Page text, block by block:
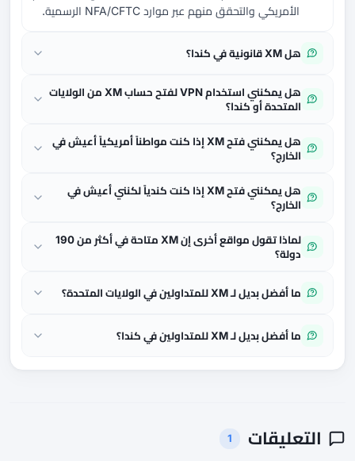
الأمريكي والتحقق منهم عبر موارد NFA/CFTC الرسمية.
هل XM قانونية في كندا؟
هل يمكنني استخدام VPN لفتح حساب XM من الولايات
المتحدة أو كندا؟
هل يمكنني فتح XM إذا كنت مواطناً أمريكياً أعيش في
الخارج؟
هل يمكنني فتح XM إذا كنت كندياً لكنني أعيش في
الخارج؟
لماذا تقول مواقع أخرى إن XM متاحة في أكثر من 190
دولة؟
ما أفضل بديل لـ XM للمتداولين في الولايات المتحدة؟
ما أفضل بديل لـ XM للمتداولين في كندا؟
التعليقات 1